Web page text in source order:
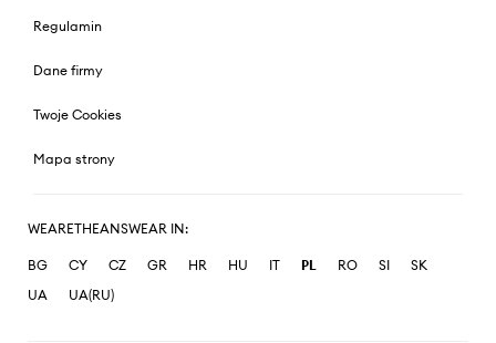
Regulamin
Dane firmy
Twoje Cookies
Mapa strony
WEARETHEANSWEAR IN:
BG CY CZ GR HR HU IT PL RO SI
SK
UA
UA(RU)